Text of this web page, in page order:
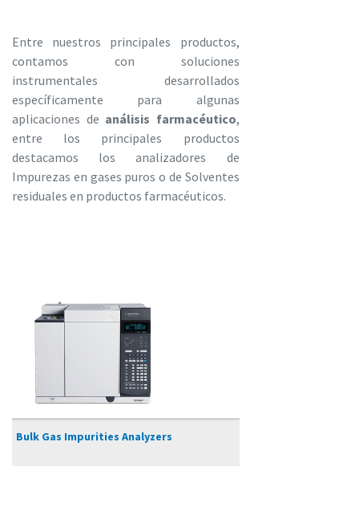
Entre nuestros principales productos,
contamos con soluciones
instrumentales desarrollados
específicamente para algunas
aplicaciones de análisis farmacéutico,
entre los principales productos
destacamos los analizadores de
Impurezas en gases puros o de Solventes
residuales en productos farmacéuticos.
Bulk Gas Impurities Analyzers